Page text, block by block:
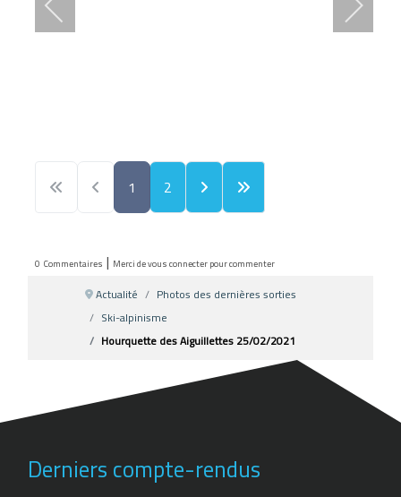
1 2
0 Commentaires | Merci de vous connecter pour commenter
Actualité
Photos des dernières sorties
Ski-alpinisme
Hourquette des Aiguillettes 25/02/2021
Derniers compte-rendus